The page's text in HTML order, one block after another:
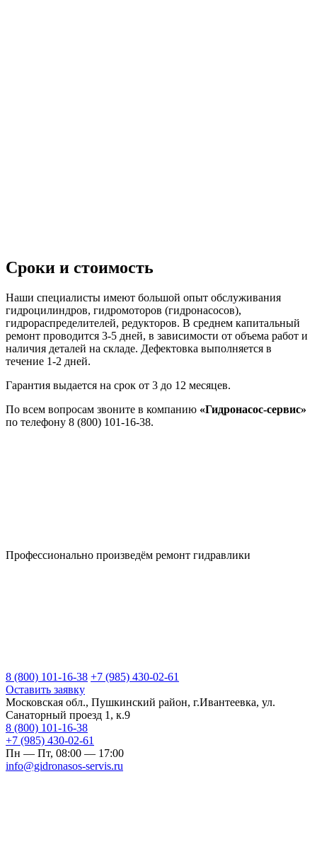
Сроки и стоимость
Наши специалисты имеют большой опыт обслуживания
гидроцилиндров, гидромоторов (гидронасосов),
гидрораспределителей, редукторов. В среднем капитальный
ремонт проводится 3-5 дней, в зависимости от объема работ и
наличия деталей на складе. Дефектовка выполняется в
течение 1-2 дней.
Гарантия выдается на срок от 3 до 12 месяцев.
По всем вопросам звоните в компанию «Гидронасос-сервис»
по телефону 8 (800) 101-16-38.
Профессионально произведём ремонт гидравлики
8 (800) 101-16-38 +7 (985) 430-02-61
Оставить заявку
Московская обл., Пушкинский район, г.Ивантеевка, ул.
Санаторный проезд 1, к.9
8 (800) 101-16-38
+7 (985) 430-02-61
Пн — Пт, 08:00 — 17:00
info@gidronasos-servis.ru